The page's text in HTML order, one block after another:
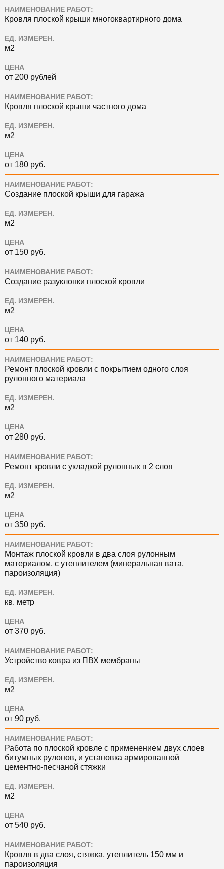
НАИМЕНОВАНИЕ РАБОТ:
Кровля плоской крыши многоквартирного дома
ЕД. ИЗМЕРЕН.
м2
ЦЕНА
от 200 рублей
НАИМЕНОВАНИЕ РАБОТ:
Кровля плоской крыши частного дома
ЕД. ИЗМЕРЕН.
м2
ЦЕНА
от 180 руб.
НАИМЕНОВАНИЕ РАБОТ:
Создание плоской крыши для гаража
ЕД. ИЗМЕРЕН.
м2
ЦЕНА
от 150 руб.
НАИМЕНОВАНИЕ РАБОТ:
Создание разуклонки плоской кровли
ЕД. ИЗМЕРЕН.
м2
ЦЕНА
от 140 руб.
НАИМЕНОВАНИЕ РАБОТ:
Ремонт плоской кровли с покрытием одного слоя
рулонного материала
ЕД. ИЗМЕРЕН.
м2
ЦЕНА
от 280 руб.
НАИМЕНОВАНИЕ РАБОТ:
Ремонт кровли с укладкой рулонных в 2 слоя
ЕД. ИЗМЕРЕН.
м2
ЦЕНА
от 350 руб.
НАИМЕНОВАНИЕ РАБОТ:
Монтаж плоской кровли в два слоя рулонным
материалом, с утеплителем (минеральная вата,
пароизоляция)
ЕД. ИЗМЕРЕН.
кв. метр
ЦЕНА
от 370 руб.
НАИМЕНОВАНИЕ РАБОТ:
Устройство ковра из ПВХ мембраны
ЕД. ИЗМЕРЕН.
м2
ЦЕНА
от 90 руб.
НАИМЕНОВАНИЕ РАБОТ:
Работа по плоской кровле с применением двух слоев
битумных рулонов, и установка армированной
цементно-песчаной стяжки
ЕД. ИЗМЕРЕН.
м2
ЦЕНА
от 540 руб.
НАИМЕНОВАНИЕ РАБОТ:
Кровля в два слоя, стяжка, утеплитель 150 мм и
пароизоляция